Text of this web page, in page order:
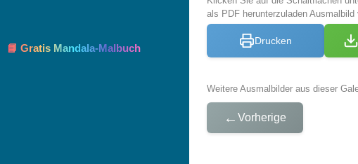
als PDF herunterzuladen
Drucken
Weitere Ausmalbilder aus dieser
← Vorherige
📘 Gratis Mandala-Malbuch